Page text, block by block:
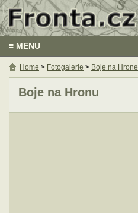
≡ MENU
Boje na Hronu
Home > Fotogalerie > Boje na